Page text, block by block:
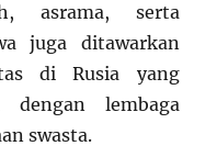
asrama, serta
juga ditawarkan
di Rusia yang
dengan lembaga
swasta.